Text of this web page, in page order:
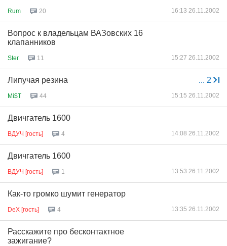
Rum 20 16:13 26.11.2002
Вопрос к владельцам ВАЗовских 16
клапанников
Ster 11 15:27 26.11.2002
... 2
Липучая резина
Mi$T 44 15:15 26.11.2002
Двичгатель 1600
ВДУЧ [гость] 4 14:08 26.11.2002
Двичгатель 1600
ВДУЧ [гость] 1 13:53 26.11.2002
Как-то громко шумит генератор
DeX [гость] 4 13:35 26.11.2002
Расскажите про бесконтактное
зажигание?